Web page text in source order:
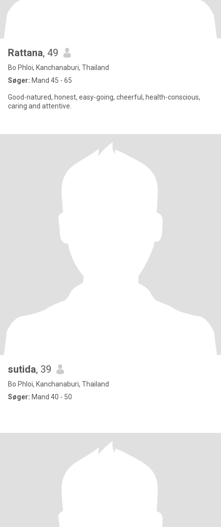
Rattana, 49
Bo Phloi, Kanchanaburi, Thailand
Søger: Mand 45 - 65
Good-natured, honest, easy-going, cheerful, health-conscious,
caring and attentive.
sutida, 39
Bo Phloi, Kanchanaburi, Thailand
Søger: Mand 40 - 50